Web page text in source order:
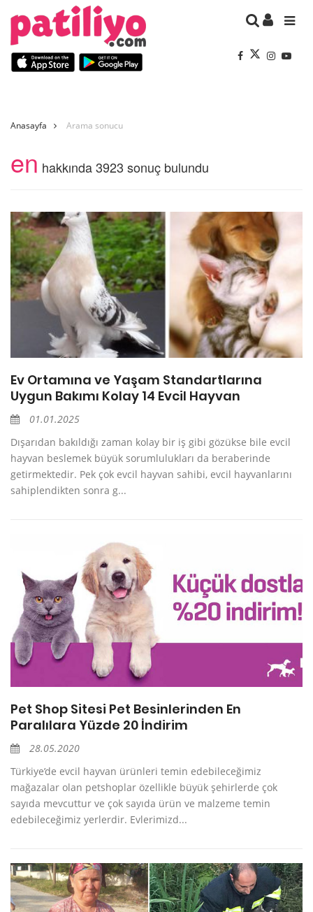
Anasayfa Arama sonucu
en hakkında 3923 sonuç bulundu
Ev Ortamına ve Yaşam Standartlarına
Uygun Bakımı Kolay 14 Evcil Hayvan
01.01.2025
Dışarıdan bakıldığı zaman kolay bir iş gibi gözükse bile evcil
hayvan beslemek büyük sorumlulukları da beraberinde
getirmektedir. Pek çok evcil hayvan sahibi, evcil hayvanlarını
sahiplendikten sonra g...
Pet Shop Sitesi Pet Besinlerinden En
Paralılara Yüzde 20 İndirim
28.05.2020
Türkiye’de evcil hayvan ürünleri temin edebileceğimiz
mağazalar olan petshoplar özellikle büyük şehirlerde çok
sayıda mevcuttur ve çok sayıda ürün ve malzeme temin
edebileceğimiz yerlerdir. Evlerimizd...